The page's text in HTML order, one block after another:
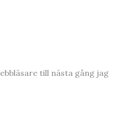
till nästa gång jag